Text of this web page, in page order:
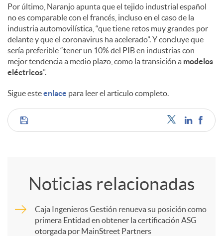
n
i
d
o
Por último, Naranjo apunta que el tejido industrial español
no es comparable con el francés, incluso en el caso de la
industria automovilística, “que tiene retos muy grandes por
delante y que el coronavirus ha acelerado”. Y concluye que
sería preferible “tener un 10% del PIB en industrias con
mejor tendencia a medio plazo, como la transición a modelos
eléctricos”.
Sigue esteenlace para leer el articulo completo.
C
Noticias relacionadas
Caja Ingenieros Gestión renueva su posición como
primera Entidad en obtener la certificación ASG
otorgada por MainStreet Partners